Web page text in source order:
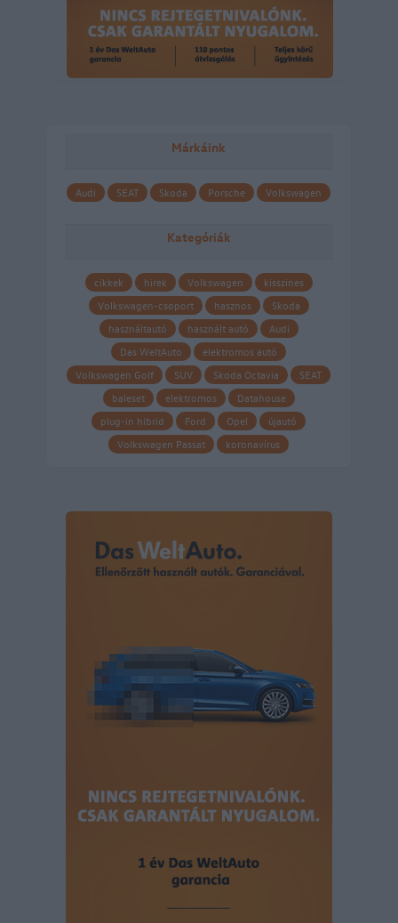
Márkáink
Audi SEAT Skoda Porsche Volkswagen
Kategóriák
cikkek hirek Volkswagen
kisszines
Volkswagen-csoport
hasznos
Skoda
használtautó
használt autó
Audi
Das WeltAuto
elektromos autó
Volkswagen Golf
SUV Skoda Octavia
SEAT
baleset
elektromos
Datahouse
plug-in hibrid
Ford Opel
újautó
Volkswagen Passat
koronavírus